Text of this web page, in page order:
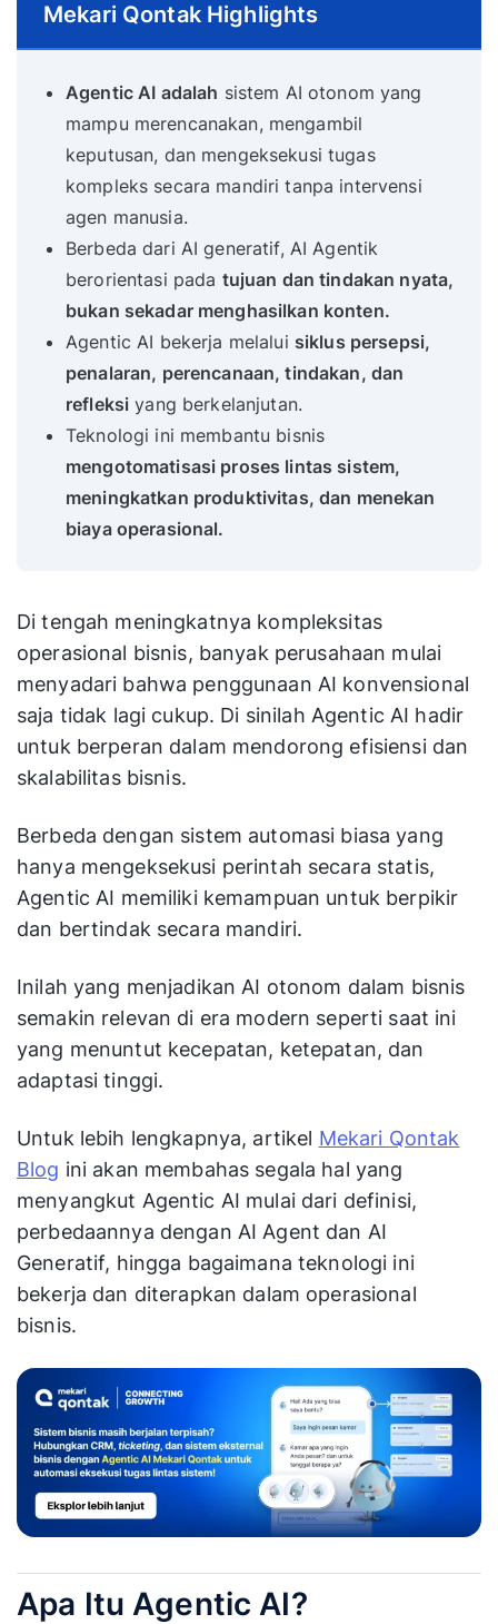
Mekari Qontak Highlights
Agentic AI adalah sistem AI otonom yang
mampu merencanakan, mengambil
keputusan, dan mengeksekusi tugas
kompleks secara mandiri tanpa intervensi
agen manusia.
Berbeda dari AI generatif, AI Agentik
berorientasi pada tujuan dan tindakan nyata,
bukan sekadar menghasilkan konten.
Agentic AI bekerja melalui siklus persepsi,
penalaran, perencanaan, tindakan, dan
refleksi yang berkelanjutan.
Teknologi ini membantu bisnis
mengotomatisasi proses lintas sistem,
meningkatkan produktivitas, dan menekan
biaya operasional.
Di tengah meningkatnya kompleksitas
operasional bisnis, banyak perusahaan mulai
menyadari bahwa penggunaan AI konvensional
saja tidak lagi cukup. Di sinilah Agentic AI hadir
untuk berperan dalam mendorong efisiensi dan
skalabilitas bisnis.
Berbeda dengan sistem automasi biasa yang
hanya mengeksekusi perintah secara statis,
Agentic AI memiliki kemampuan untuk berpikir
dan bertindak secara mandiri.
Inilah yang menjadikan AI otonom dalam bisnis
semakin relevan di era modern seperti saat ini
yang menuntut kecepatan, ketepatan, dan
adaptasi tinggi.
Untuk lebih lengkapnya, artikel Mekari Qontak
Blog ini akan membahas segala hal yang
menyangkut Agentic AI mulai dari definisi,
perbedaannya dengan AI Agent dan AI
Generatif, hingga bagaimana teknologi ini
bekerja dan diterapkan dalam operasional
bisnis.
Apa Itu Agentic AI?